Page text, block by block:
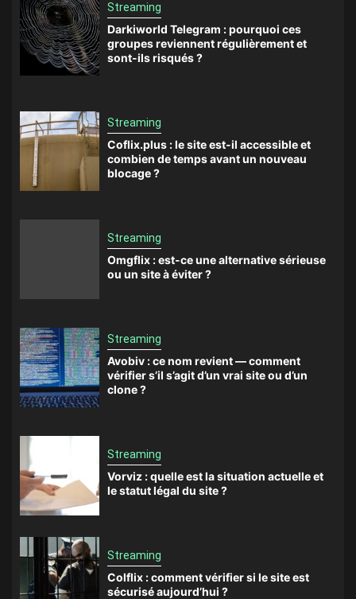
Streaming
Darkiworld Telegram : pourquoi ces
groupes reviennent régulièrement et
sont-ils risqués ?
Streaming
Coflix.plus : le site est-il accessible et
combien de temps avant un nouveau
blocage ?
Streaming
Omgflix : est-ce une alternative sérieuse
ou un site à éviter ?
Streaming
Avobiv : ce nom revient — comment
vérifier s’il s’agit d’un vrai site ou d’un
clone ?
Streaming
Vorviz : quelle est la situation actuelle et
le statut légal du site ?
Streaming
Colflix : comment vérifier si le site est
sécurisé aujourd’hui ?